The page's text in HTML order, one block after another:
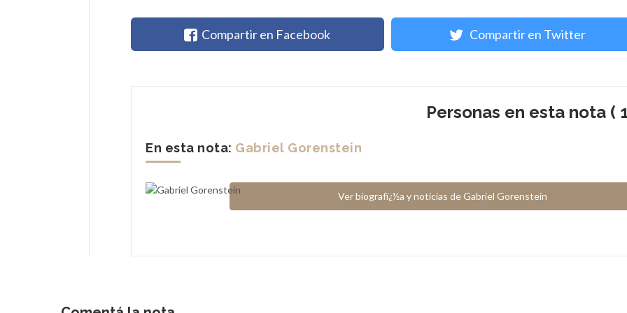
Compartir en Facebook Compartir en Twitter
Personas en esta nota (
En esta nota: Gabriel Gorenstein
Ver biografï¿½a y noticias de Gabriel Gorenstein